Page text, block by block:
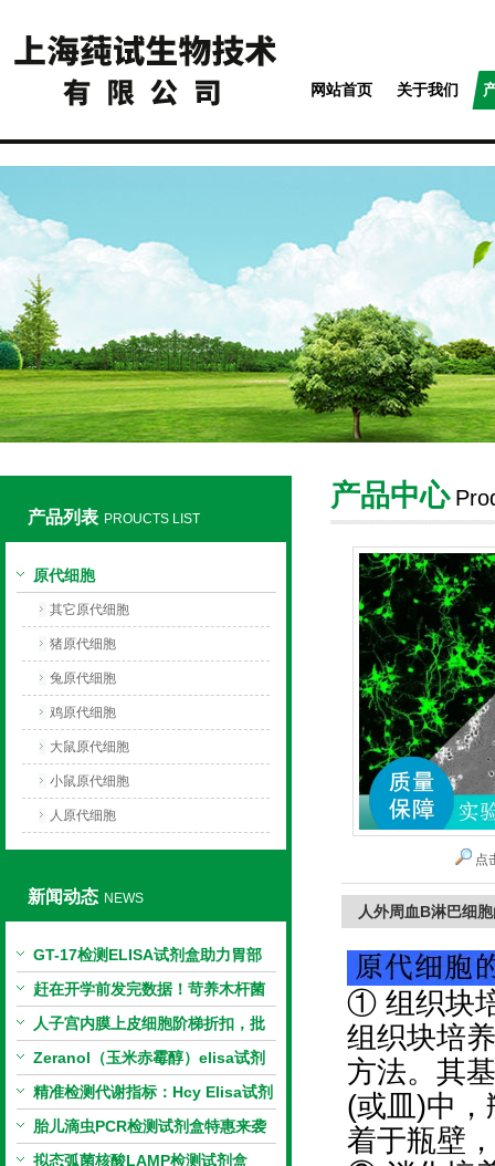
网站首页 关于我们
产品列表 PROUCTS LIST
原代细胞
其它原代细胞
猪原代细胞
兔原代细胞
鸡原代细胞
大鼠原代细胞
小鼠原代细胞
人原代细胞
新闻动态 NEWS
GT-17检测ELISA试剂盒助力胃部
相关指标样本定量研究
赶在开学前发完数据！苛养木杆菌
PCR检测试剂盒暑假优惠开启
人子宫内膜上皮细胞阶梯折扣，批
量更划算
Zeranol（玉米赤霉醇）elisa试剂
盒特惠
精准检测代谢指标：Hcy Elisa试剂
盒的科研应用与技术特点
胎儿滴虫PCR检测试剂盒特惠来袭
拟态弧菌核酸LAMP检测试剂盒
产品中心
点
人外周血B淋巴细胞
① 组织块
组织块培
方法。其
(或皿)中
着于瓶壁